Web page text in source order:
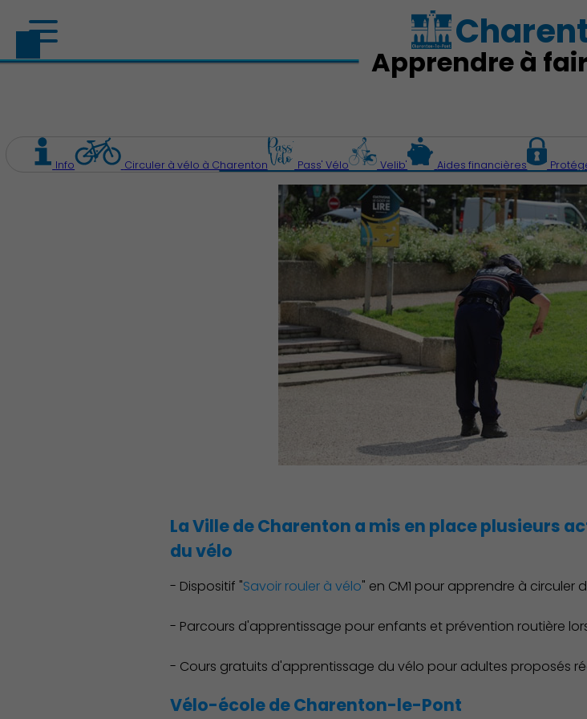
Découvrir Charenton Action Sociale
Apprendre à
Info Circuler à vélo à Charenton Pass' Vélo Velib' Aides financières
La Ville de Charenton a mis en place plusieurs
du vélo
- Dispositif "Savoir rouler à vélo" en CM1 pour apprendre à
- Parcours d'apprentissage pour enfants et prévention routière
- Cours gratuits d'apprentissage du vélo pour adultes proposés
Vélo-école de Charenton-le-Pont